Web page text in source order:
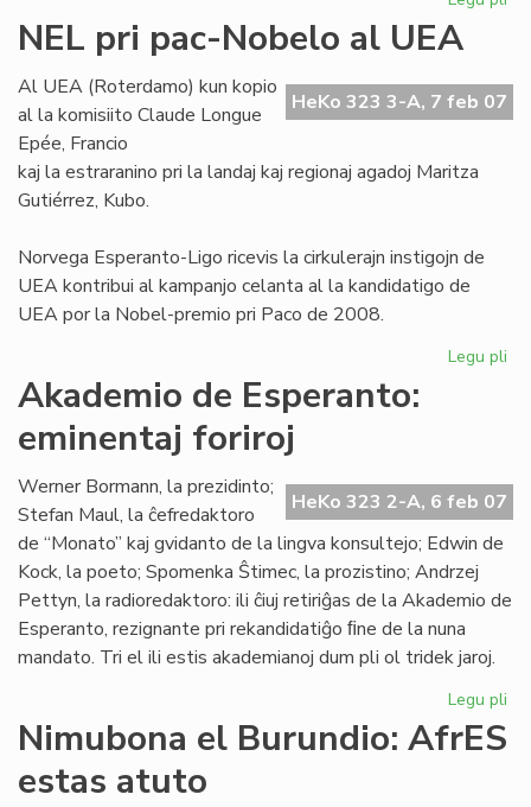
NEL pri pac-Nobelo al UEA
HeKo 323 3-A, 7 feb 07
Al UEA (Roterdamo) kun kopio
al la komisiito Claude Longue
Epée, Francio
kaj la estraranino pri la landaj kaj regionaj agadoj Maritza
Gutiérrez, Kubo.
Norvega Esperanto-Ligo ricevis la cirkulerajn instigojn de
UEA kontribui al kampanjo celanta al la kandidatigo de
UEA por la Nobel-premio pri Paco de 2008.
Legu pli
al
Akademio de Esperanto:
eminentaj foriroj
HeKo 323 2-A, 6 feb 07
Werner Bormann, la prezidinto;
Stefan Maul, la ĉefredaktoro
de “Monato” kaj gvidanto de la lingva konsultejo; Edwin de
Kock, la poeto; Spomenka Ŝtimec, la prozistino; Andrzej
Pettyn, la radioredaktoro: ili ĉiuj retiriĝas de la Akademio de
Esperanto, rezignante pri rekandidatiĝo ﬁne de la nuna
mandato. Tri el ili estis akademianoj dum pli ol tridek jaroj.
Legu pli
Nimubona el Burundio: AfrES
estas atuto